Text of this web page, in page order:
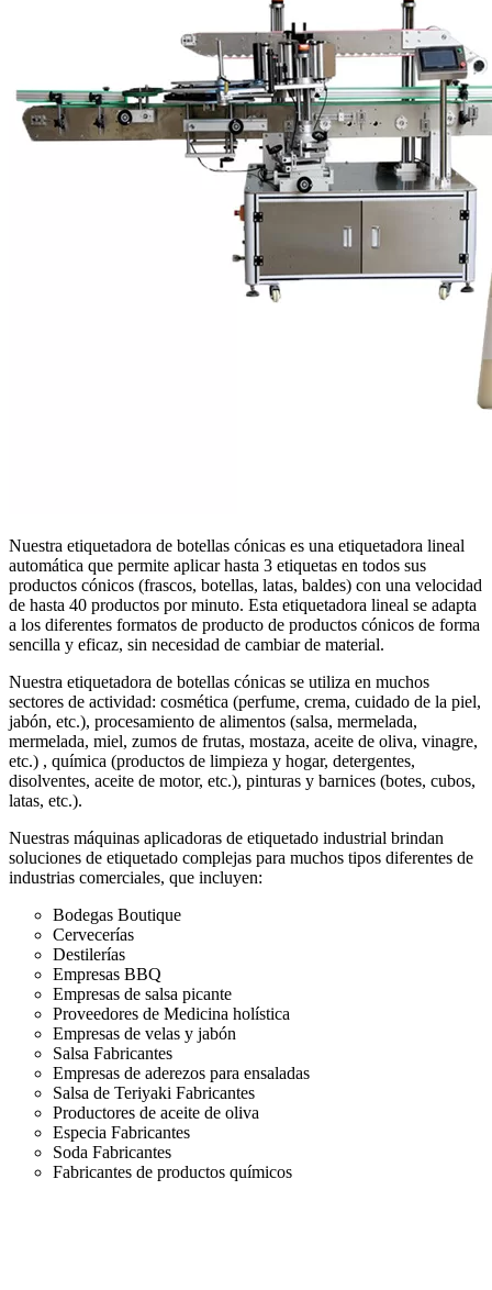
Nuestra etiquetadora de botellas cónicas es una etiquetadora lineal
automática que permite aplicar hasta 3 etiquetas en todos sus
productos cónicos (frascos, botellas, latas, baldes) con una velocidad
de hasta 40 productos por minuto. Esta etiquetadora lineal se adapta
a los diferentes formatos de producto de productos cónicos de forma
sencilla y eficaz, sin necesidad de cambiar de material.
Nuestra etiquetadora de botellas cónicas se utiliza en muchos
sectores de actividad: cosmética (perfume, crema, cuidado de la piel,
jabón, etc.), procesamiento de alimentos (salsa, mermelada,
mermelada, miel, zumos de frutas, mostaza, aceite de oliva, vinagre,
etc.) , química (productos de limpieza y hogar, detergentes,
disolventes, aceite de motor, etc.), pinturas y barnices (botes, cubos,
latas, etc.).
Nuestras máquinas aplicadoras de etiquetado industrial brindan
soluciones de etiquetado complejas para muchos tipos diferentes de
industrias comerciales, que incluyen:
Bodegas Boutique
Cervecerías
Destilerías
Empresas BBQ
Empresas de salsa picante
Proveedores de Medicina holística
Empresas de velas y jabón
Salsa Fabricantes
Empresas de aderezos para ensaladas
Salsa de Teriyaki Fabricantes
Productores de aceite de oliva
Especia Fabricantes
Soda Fabricantes
Fabricantes de productos químicos